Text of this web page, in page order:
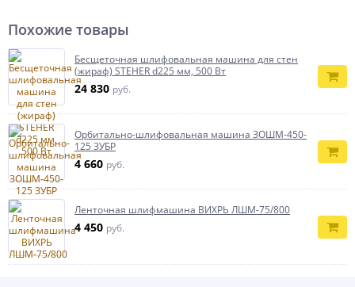
Похожие товары
Бесщеточная шлифовальная машина для стен
(жираф) STEHER d225 мм, 500 Вт
24 830 руб.
Орбитально-шлифовальная машина ЗОШМ-450-
125 ЗУБР
4 660 руб.
Ленточная шлифмашина ВИХРЬ ЛШМ-75/800
4 450 руб.